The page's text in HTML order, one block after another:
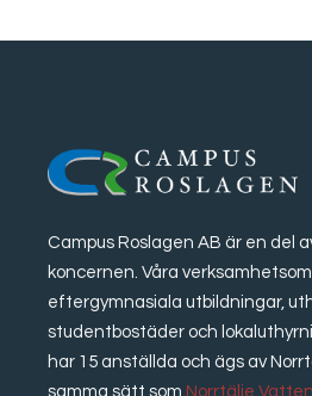
Campus Roslagen AB är en del
koncernen. Våra
eftergymnasiala utbildningar,
studentbostäder och
har 15 anställda och ägs av
samma sätt som Norrtälje Vatten